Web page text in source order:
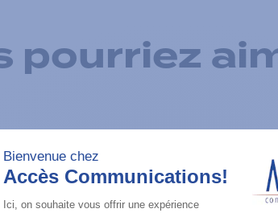
pourriez
Ajouter à la liste